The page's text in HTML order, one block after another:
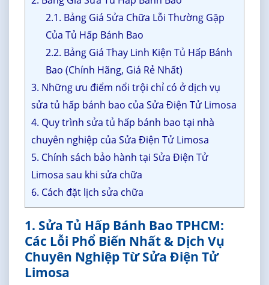
2.1. Bảng Giá Sửa Chữa Lỗi Thường Gặp
Của Tủ Hấp Bánh Bao
2.2. Bảng Giá Thay Linh Kiện Tủ Hấp Bánh
Bao (Chính Hãng, Giá Rẻ Nhất)
3. Những ưu điểm nổi trội chỉ có ở dịch vụ
sửa tủ hấp bánh bao của Sửa Điện Tử Limosa
4. Quy trình sửa tủ hấp bánh bao tại nhà
chuyên nghiệp của Sửa Điện Tử Limosa
5. Chính sách bảo hành tại Sửa Điện Tử
Limosa sau khi sửa chữa
6. Cách đặt lịch sửa chữa
1. Sửa Tủ Hấp Bánh Bao TPHCM:
Các Lỗi Phổ Biến Nhất & Dịch Vụ
Chuyên Nghiệp Từ Sửa Điện Tử
Limosa